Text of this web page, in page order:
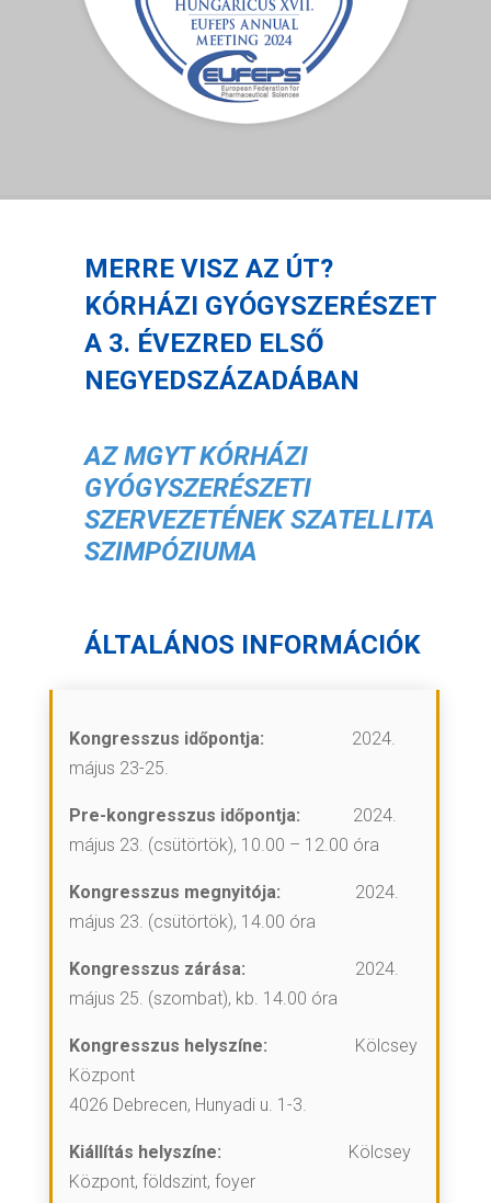
MERRE VISZ AZ ÚT?
KÓRHÁZI GYÓGYSZERÉSZET
A 3. ÉVEZRED ELSŐ
NEGYEDSZÁZADÁBAN
AZ MGYT KÓRHÁZI
GYÓGYSZERÉSZETI
SZERVEZETÉNEK SZATELLITA
SZIMPÓZIUMA
ÁLTALÁNOS INFORMÁCIÓK
Kongresszus időpontja: 2024.
május 23-25.
Pre-kongresszus időpontja: 2024.
május 23. (csütörtök), 10.00 – 12.00 óra
Kongresszus megnyitója:
2024.
május 23. (csütörtök), 14.00 óra
Kongresszus zárása: 2024.
május 25. (szombat), kb. 14.00 óra
Kongresszus helyszíne:
Kölcsey
Központ
4026 Debrecen, Hunyadi u. 1-3.
Kiállítás helyszíne:
Kölcsey
Központ, földszint, foyer